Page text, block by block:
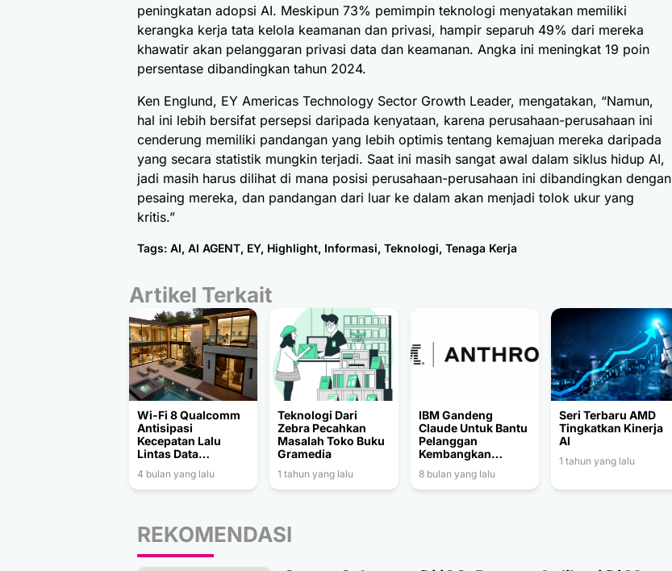
peningkatan adopsi AI. Meskipun 73% pemimpin teknologi menyatakan memiliki
kerangka kerja tata kelola keamanan dan privasi, hampir separuh 49% dari mereka
khawatir akan pelanggaran privasi data dan keamanan. Angka ini meningkat 19 poin
persentase dibandingkan tahun 2024.
Ken Englund, EY Americas Technology Sector Growth Leader, mengatakan, “Namun,
hal ini lebih bersifat persepsi daripada kenyataan, karena perusahaan-perusahaan ini
cenderung memiliki pandangan yang lebih optimis tentang kemajuan mereka daripada
yang secara statistik mungkin terjadi. Saat ini masih sangat awal dalam siklus hidup AI,
jadi masih harus dilihat di mana posisi perusahaan-perusahaan ini dibandingkan dengan
pesaing mereka, dan pandangan dari luar ke dalam akan menjadi tolok ukur yang
kritis.”
Tags: AI, AI AGENT, EY, Highlight, Informasi, Teknologi, Tenaga Kerja
Artikel Terkait
Wi-Fi 8 Qualcomm
Antisipasi
Kecepatan Lalu
Lintas Data
4 bulan yang lalu
Teknologi Dari
Zebra Pecahkan
Masalah Toko Buku
Gramedia
1 tahun yang lalu
IBM Gandeng
Claude Untuk Bantu
Pelanggan
Kembangkan
Skala Besar
8 bulan yang lalu
Seri Terbaru AMD
Tingkatkan Kinerja
AI
1 tahun yang lalu
REKOMENDASI